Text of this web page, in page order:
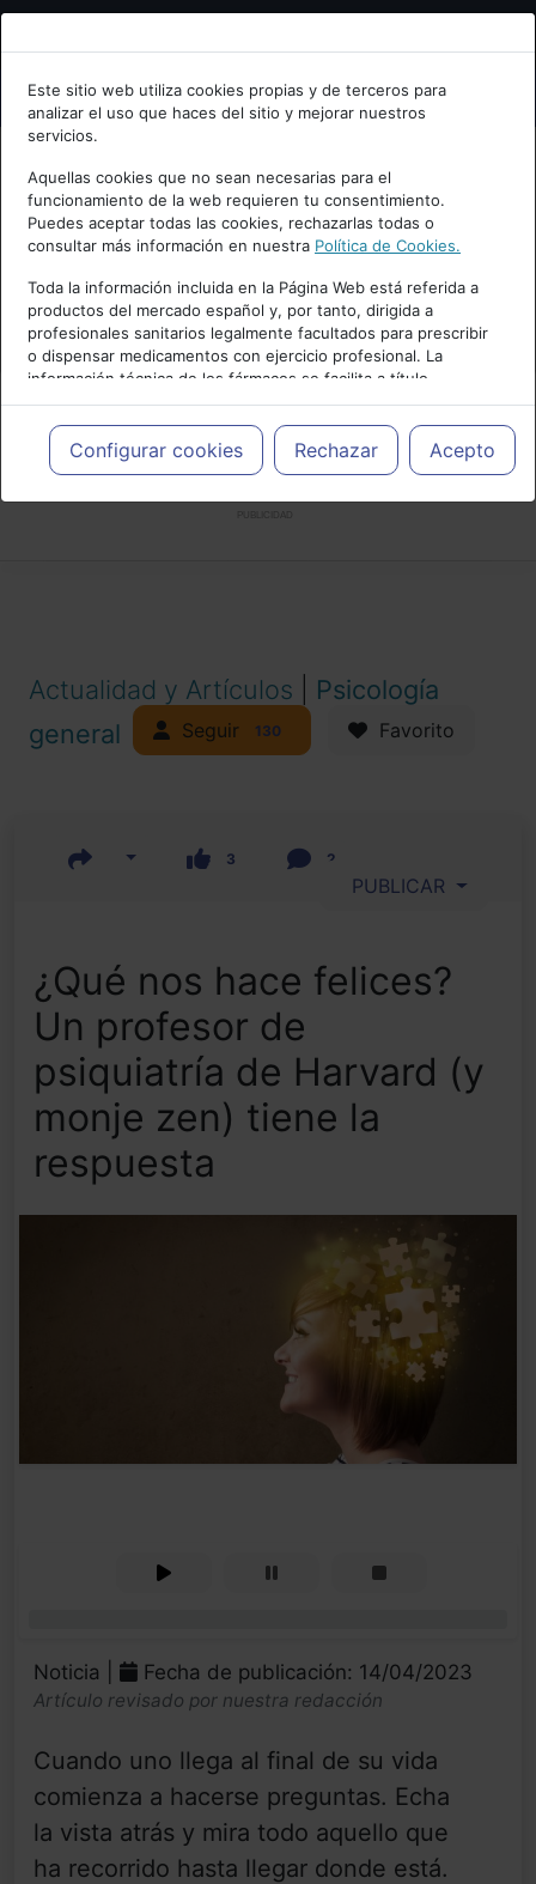
Bienvenid@ a psiquiatria.com
Escribe tu Email
Accede o regístrate con tu email.
Cancelar
Este sitio web utiliza cookies propias y de terceros para
analizar el uso que haces del sitio y mejorar nuestros
servicios.
Aquellas cookies que no sean necesarias para el
funcionamiento de la web requieren tu consentimiento.
Puedes aceptar todas las cookies, rechazarlas todas o
consultar más información en nuestra Política de Cookies.
Toda la información incluida en la Página Web está referida a
productos del mercado español y, por tanto, dirigida a
profesionales sanitarios legalmente facultados para prescribir
o dispensar medicamentos con ejercicio profesional. La
información técnica de los fármacos se facilita a título
meramente informativo, siendo responsabilidad de los
profesionales facultados prescribir medicamentos y decidir, en
cada caso concreto, el tratamiento más adecuado a las
necesidades del paciente.
Configurar cookies Rechazar Acepto
Actualidad y Artículos
Psicología
general
Seguir 130 Favorito
3 2
PUBLICAR
¿Qué nos hace felices?
Un profesor de
psiquiatría de Harvard (y
monje zen) tiene la
respuesta
Noticia | Fecha de publicación: 14/04/2023
Artículo revisado por nuestra redacción
Cuando uno llega al final de su vida
comienza a hacerse preguntas. Echa
la vista atrás y mira todo aquello que
ha recorrido hasta llegar donde está.